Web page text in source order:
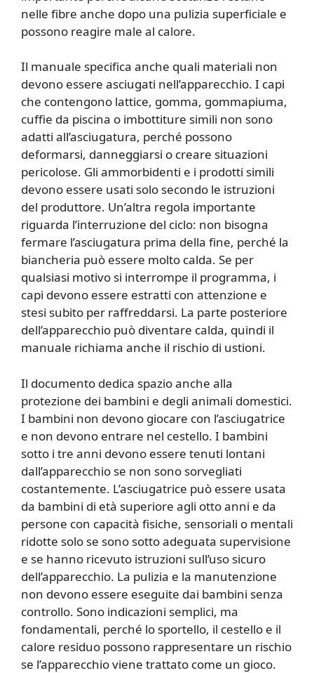
nelle fibre anche dopo una pulizia superficiale e
possono reagire male al calore.
Il manuale specifica anche quali materiali non
devono essere asciugati nell’apparecchio. I capi
che contengono lattice, gomma, gommapiuma,
cuffie da piscina o imbottiture simili non sono
adatti all’asciugatura, perché possono
deformarsi, danneggiarsi o creare situazioni
pericolose. Gli ammorbidenti e i prodotti simili
devono essere usati solo secondo le istruzioni
del produttore. Un’altra regola importante
riguarda l’interruzione del ciclo: non bisogna
fermare l’asciugatura prima della fine, perché la
biancheria può essere molto calda. Se per
qualsiasi motivo si interrompe il programma, i
capi devono essere estratti con attenzione e
stesi subito per raffreddarsi. La parte posteriore
dell’apparecchio può diventare calda, quindi il
manuale richiama anche il rischio di ustioni.
Il documento dedica spazio anche alla
protezione dei bambini e degli animali domestici.
I bambini non devono giocare con l’asciugatrice
e non devono entrare nel cestello. I bambini
sotto i tre anni devono essere tenuti lontani
dall’apparecchio se non sono sorvegliati
costantemente. L’asciugatrice può essere usata
da bambini di età superiore agli otto anni e da
persone con capacità fisiche, sensoriali o mentali
ridotte solo se sono sotto adeguata supervisione
e se hanno ricevuto istruzioni sull’uso sicuro
dell’apparecchio. La pulizia e la manutenzione
non devono essere eseguite dai bambini senza
controllo. Sono indicazioni semplici, ma
fondamentali, perché lo sportello, il cestello e il
calore residuo possono rappresentare un rischio
se l’apparecchio viene trattato come un gioco.